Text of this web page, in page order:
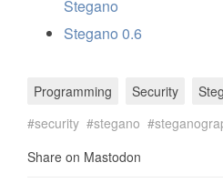
Stegano
Stegano 0.6
Programming Security
security
stegano
Share on Mastodon